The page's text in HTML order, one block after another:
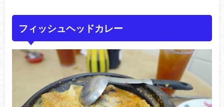
フィッシュヘッドカレー